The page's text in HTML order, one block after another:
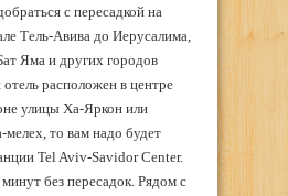
с пересадкой на
Тель-Авива до Иерусалима,
Яма и других городов
расположен в центре
улицы Ха-Яркон или
мелех, то вам надо будет
Tel Aviv-Savidor Center.
без пересадок. Рядом с